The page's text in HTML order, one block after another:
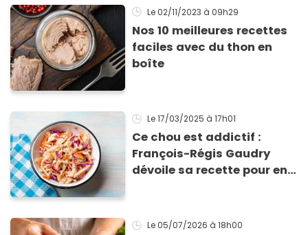
Le 02/11/2023 à 09h29
Nos 10 meilleures recettes
faciles avec du thon en
boîte
Le 17/03/2025 à 17h01
Ce chou est addictif :
François-Régis Gaudry
dévoile sa recette pour en
Le 05/07/2026 à 18h00